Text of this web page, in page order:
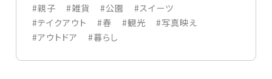
#親子 #雑貨 #公園
#スイーツ
#テイクアウト
#春 #観光
#写真映え
#アウトドア
#暮らし